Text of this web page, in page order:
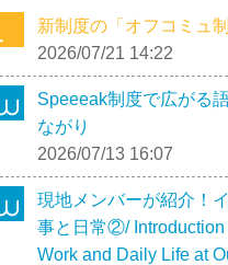
新制度の「オフコミュ制
2026/07/21 14:22
Speeeak制度で広がる
ながり
2026/07/13 16:07
現地メンバーが紹介！
事と日常②/ Introduction
Work and Daily Life at